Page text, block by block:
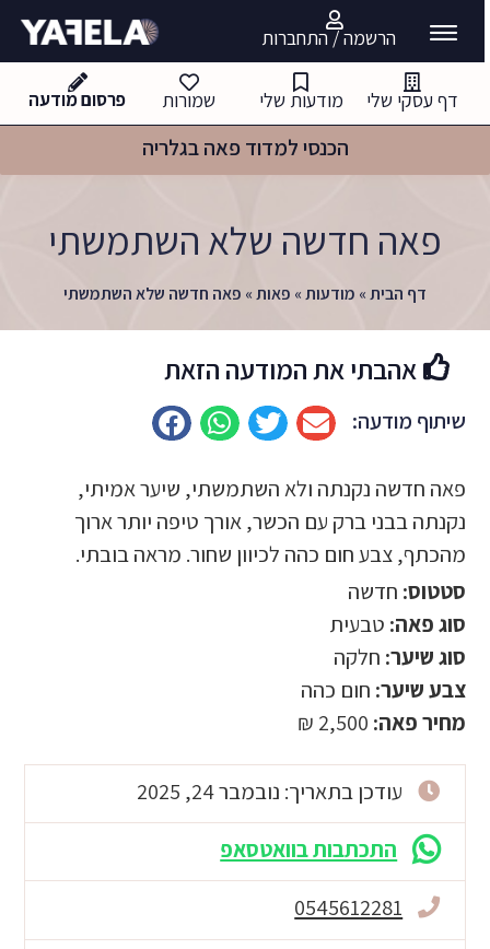
הרשמה / התחברות
דף עסקי שלי מודעות שלי שמורות פרסום מודעה
הכנסי למדוד פאה בגלריה
פאה חדשה שלא השתמשתי
דף הבית» מודעות» פאות» פאה חדשה שלא השתמשתי
אהבתי את המודעה הזאת
שיתוף מודעה:
פאה חדשה נקנתה ולא השתמשתי, שיער אמיתי,
נקנתה בבני ברק עם הכשר, אורך טיפה יותר ארוך
מהכתף, צבע חום כהה לכיוון שחור. מראה בובתי.
סטטוס: חדשה
סוג פאה: טבעית
סוג שיער: חלקה
צבע שיער: חום כהה
מחיר פאה: 2,500 ₪
עודכן בתאריך: נובמבר 24, 2025
התכתבות בוואטסאפ
0545612281